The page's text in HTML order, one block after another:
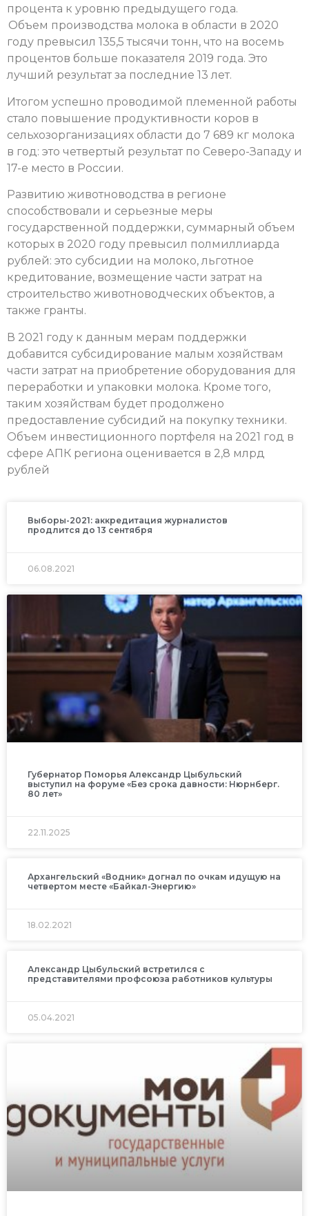
процента к уровню предыдущего года.
Объем производства молока в области в 2020
году превысил 135,5 тысячи тонн, что на восемь
процентов больше показателя 2019 года. Это
лучший результат за последние 13 лет.
Итогом успешно проводимой племенной работы
стало повышение продуктивности коров в
сельхозорганизациях области до 7 689 кг молока
в год: это четвертый результат по Северо-Западу и
17-е место в России.
Развитию животноводства в регионе
способствовали и серьезные меры
государственной поддержки, суммарный объем
которых в 2020 году превысил полмиллиарда
рублей: это субсидии на молоко, льготное
кредитование, возмещение части затрат на
строительство животноводческих объектов, а
также гранты.
В 2021 году к данным мерам поддержки
добавится субсидирование малым хозяйствам
части затрат на приобретение оборудования для
переработки и упаковки молока. Кроме того,
таким хозяйствам будет продолжено
предоставление субсидий на покупку техники.
Объем инвестиционного портфеля на 2021 год в
сфере АПК региона оценивается в 2,8 млрд
рублей
Выборы-2021: аккредитация журналистов
продлится до 13 сентября
06.08.2021
Губернатор Поморья Александр Цыбульский
выступил на форуме «Без срока давности: Нюрнберг.
80 лет»
22.11.2025
Архангельский «Водник» догнал по очкам идущую на
четвертом месте «Байкал-Энергию»
18.02.2021
Александр Цыбульский встретился с
представителями профсоюза работников культуры
05.04.2021